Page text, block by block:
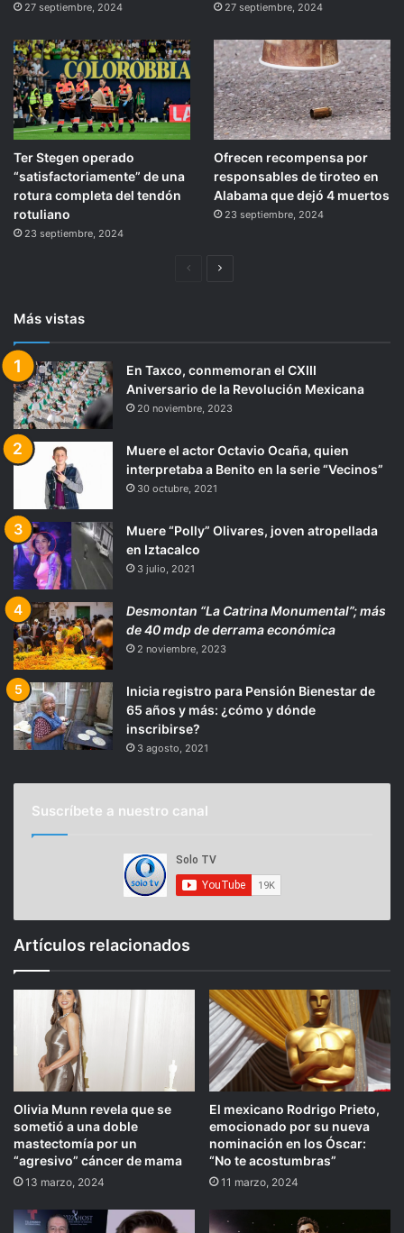
27 septiembre, 2024 27 septiembre, 2024
Ter Stegen operado
“satisfactoriamente” de una
rotura completa del tendón
rotuliano
23 septiembre, 2024
Ofrecen recompensa por
responsables de tiroteo en
Alabama que dejó 4 muertos
23 septiembre, 2024
PáginaSiguiente
Más vistas
En Taxco, conmemoran el CXIII
Aniversario de la Revolución Mexicana
20 noviembre, 2023
Muere el actor Octavio Ocaña, quien
interpretaba a Benito en la serie “Vecinos”
30 octubre, 2021
Muere “Polly” Olivares, joven atropellada
en Iztacalco
3 julio, 2021
Desmontan “La Catrina Monumental”; más
de 40 mdp de derrama económica
2 noviembre, 2023
Inicia registro para Pensión Bienestar de
65 años y más: ¿cómo y dónde
inscribirse?
3 agosto, 2021
Suscríbete a nuestro canal
Artículos relacionados
Olivia Munn revela que se
sometió a una doble
mastectomía por un
“agresivo” cáncer de mama
13 marzo, 2024
El mexicano Rodrigo Prieto,
emocionado por su nueva
nominación en los Óscar:
“No te acostumbras”
11 marzo, 2024